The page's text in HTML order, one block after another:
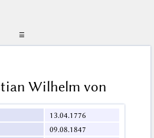
☰
Wilhelm von
13.04.1776
09.08.1847